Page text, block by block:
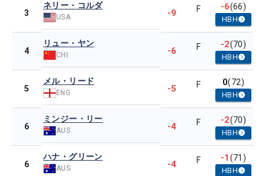
3
ネリー・コルダ
USA -9 F -6(66)
HBH
4
リュー・ヤン
CHI -6 F -2(70)
HBH
5
メル・リード
ENG -5 F 0(72)
HBH
6
ミンジー・リー
AUS -4 F -2(70)
HBH
6
ハナ・グリーン
AUS -4 F -1(71)
HBH